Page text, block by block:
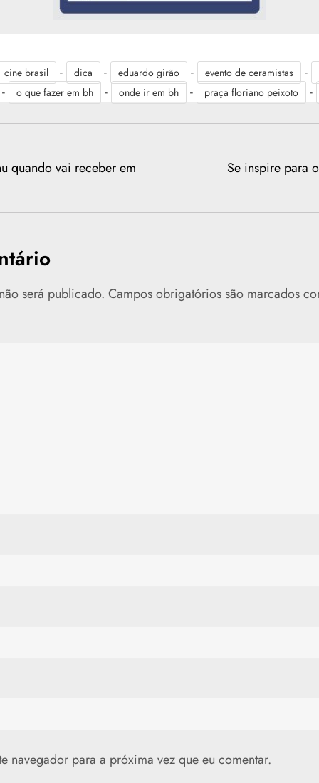
cine brasil - dica - eduardo girão - evento de ceramistas -
o que fazer em bh - onde ir em bh - praça floriano peixoto -
quando vai receber em Se inspire para
será publicado. Campos obrigatórios são marcados
navegador para a próxima vez que eu comentar.